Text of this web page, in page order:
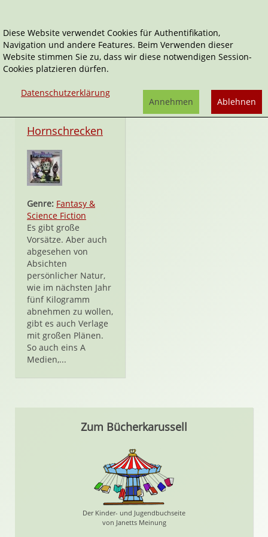
Eins a Medien
Hornschrecken
Genre: Fantasy &
Science Fiction
Es gibt große
Vorsätze. Aber auch
abgesehen von
Absichten
persönlicher Natur,
wie im nächsten Jahr
fünf Kilogramm
abnehmen zu wollen,
gibt es auch Verlage
mit großen Plänen.
So auch eins A
Medien,...
Zum Bücherkarussell
Der Kinder- und Jugendbuchseite
von Janetts Meinung
Diese Website verwendet Cookies für Authentifikation,
Navigation und andere Features. Beim Verwenden dieser
Website stimmen Sie zu, dass wir diese notwendigen Session-
Cookies platzieren dürfen.
Datenschutzerklärung
Ablehnen
Annehmen